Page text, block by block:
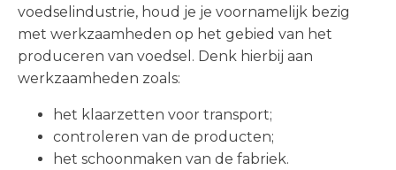
voedselindustrie, houd je je voornamelijk bezig
met werkzaamheden op het gebied van het
produceren van voedsel. Denk hierbij aan
werkzaamheden zoals:
het klaarzetten voor transport;
controleren van de producten;
het schoonmaken van de fabriek.